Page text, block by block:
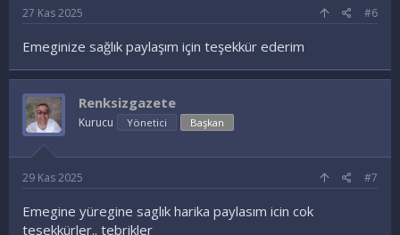
27 Kas 2025 #6
Emeginize sağlık paylaşım için teşekkür ederim
Renksizgazete
Kurucu Yönetici Başkan
29 Kas 2025 #7
Emegine yüregine saglık harika paylasım icin cok
tesekkürler.. tebrikler